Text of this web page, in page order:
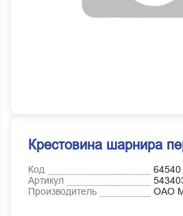
Крестовина шарнира
Код
64540
Артикул
Производитель
ОАО